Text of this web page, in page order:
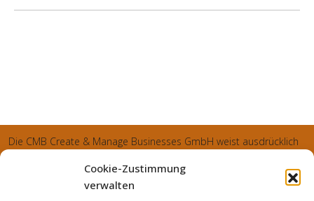
Cookie-Zustimmung
verwalten
Die CMB Create & Manage Businesses GmbH weist ausdrücklich
und sämtliche generierte Aufträge an die SecuPart GmbH